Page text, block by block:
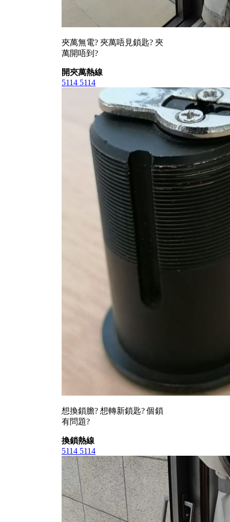
夾萬無電? 夾萬唔見鎖匙? 夾
萬開唔到?
開夾萬熱線
5114 5114
想換鎖膽? 想轉新鎖匙? 個鎖
有問題?
換鎖熱線
5114 5114